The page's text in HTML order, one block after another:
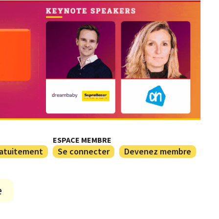
ESPACE MEMBRE
Se connecter Devenez membre